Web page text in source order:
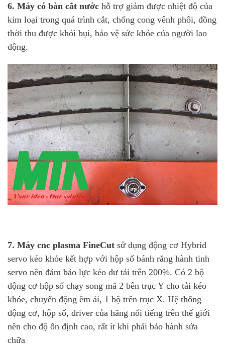
6. Máy có bàn cắt nước hỗ trợ giảm được nhiệt độ của
kim loại trong quá trình cắt, chống cong vênh phôi, đồng
thời thu được khói bụi, bảo vệ sức khỏe của người lao
động.
7. Máy cnc plasma FineCut sử dụng động cơ Hybrid
servo kéo khỏe kết hợp với hộp số bánh răng hành tinh
servo nên đảm bảo lực kéo dư tải trên 200%. Có 2 bộ
động cơ hộp số chạy song mã 2 bên trục Y cho tải kéo
khỏe, chuyển động êm ái, 1 bộ trên trục X. Hệ thống
động cơ, hộp số, driver của hãng nổi tiếng trên thế giới
nên cho độ ổn định cao, rất ít khi phải bảo hành sửa
chữa